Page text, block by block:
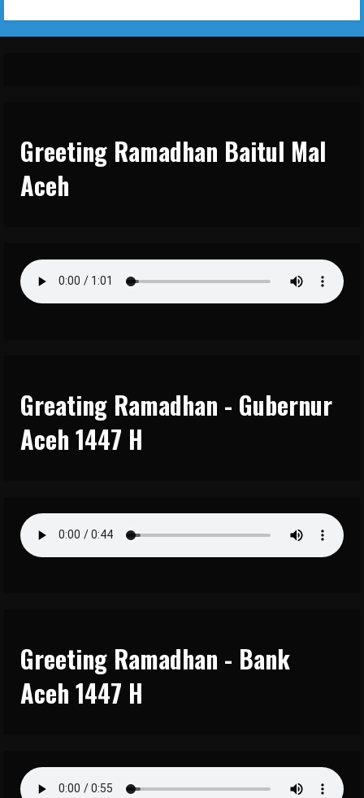
Greeting Ramadhan Baitul Mal
Aceh
Greating Ramadhan - Gubernur
Aceh 1447 H
Greeting Ramadhan - Bank
Aceh 1447 H